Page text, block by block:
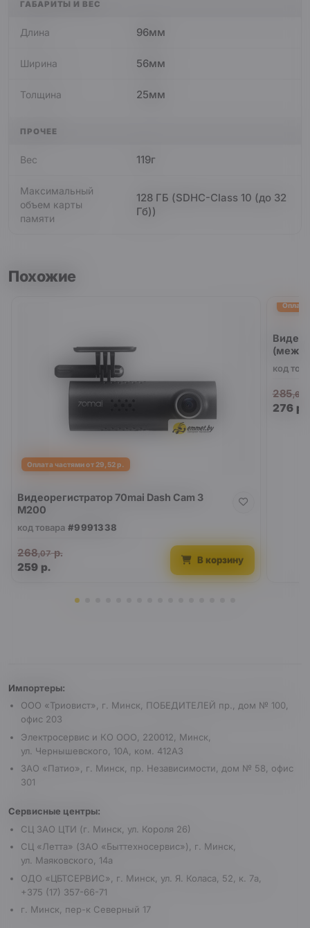
ГАБАРИТЫ И ВЕС
Длина 96мм
Ширина 56мм
Толщина 25мм
ПРОЧЕЕ
Вес 119г
Максимальный
объем карты
памяти
128 ГБ (SDHC-Class 10 (до 32
Гб))
Похожие
Оплата частями от 29,52 р.
Видеорегистратор 70mai Dash Cam 3
M200
код товара #9991338
259 р.
268,07р.
В корзину
Оплата
код
276р.
285,66
Реквизиты и условия
Импортеры:
ООО «Триовист», г. Минск, ПОБЕДИТЕЛЕЙ пр., дом № 100,
офис 203
Электросервис и КО ООО, 220012, Минск,
ул. Чернышевского, 10А, ком. 412А3
ЗАО «Патио», г. Минск, пр. Независимости, дом № 58, офис
301
Сервисные центры:
СЦ ЗАО ЦТИ (г. Минск, ул. Короля 26)
СЦ «Летта» (ЗАО «Быттехносервис»), г. Минск,
ул. Маяковского, 14а
ОДО «ЦБТСЕРВИС», г. Минск, ул. Я. Коласа, 52, к. 7а,
+375 (17) 357-66-71
г. Минск, пер-к Северный 17